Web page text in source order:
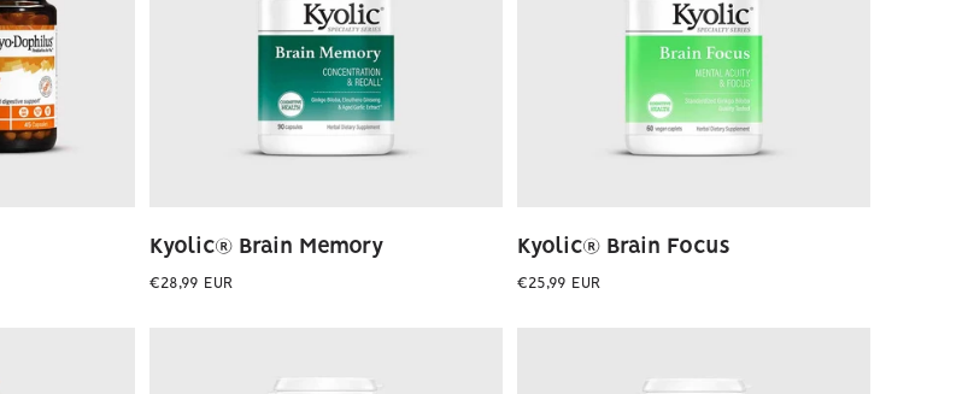
Kyolic® Brain Memory
Preço
€28,99 EUR
Kyolic® Brain Focus
Preço
€25,99 EUR